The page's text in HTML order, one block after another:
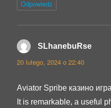
Odpowiedz
SLhanebuRse
20 lutego, 2024 o 22:40
Aviator Spribe казино
It is remarkable, a useful